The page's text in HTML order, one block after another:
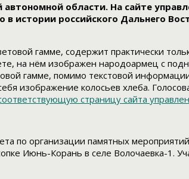
области. На сайте
истории российского Дальнего
гамме, содержит практически
на нём изображен народоармец с
гамме, помимо текстовой
изображение колосьев хлеба.
страницу сайта
по организации памятных
Июнь-Корань в селе Волочаевка-1.